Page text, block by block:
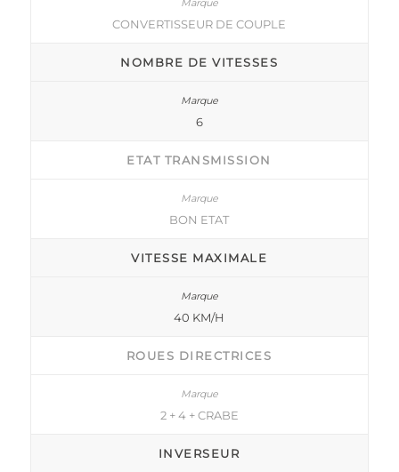
CONVERTISSEUR DE COUPLE
NOMBRE DE VITESSES
6
ETAT TRANSMISSION
BON ETAT
VITESSE MAXIMALE
40 KM/H
ROUES DIRECTRICES
2 + 4 + CRABE
INVERSEUR